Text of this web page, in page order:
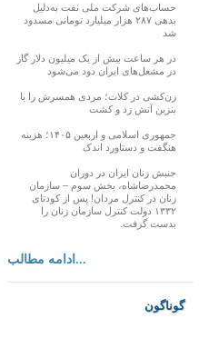
حساب‌های شرکت ملی نفت به‌دلیل
بدهی ۲۸۷ هزار میلیارد تومانی مسدود
شد
در هر ساعت بیش از یک میلیون دلار گاز
در مشعل‌های ایران دود می‌شود
زن‌کشی در کلات؛ مردی همسرش را با
بنزین آتش زد و کشت
جمهوری اسلامی و اربعین ۱۴۰۵؛ هزینه
هنگفت و دستاورد اندک
جنبش زنان ایران در دوران
محمدرضاشاه، بخش سوم – سازمان
زنان در کنترل مردان! پس از کودتای
۱۳۳۲ دولت کنترل سازمان زنان را
بدست گرفت.
ادامه مطالب...
گوناگون